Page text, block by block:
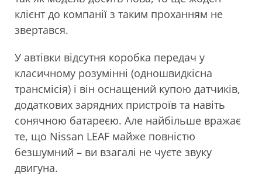
клієнт до компанії з таким проханням не
звертався.
У автівки відсутня коробка передач у
класичному розумінні (одношвидкісна
трансмісія) і він оснащений купою датчиків,
додаткових зарядних пристроїв та навіть
сонячною батареєю. Але найбільше вражає
те, що Nissan LEAF майже повністю
безшумний – ви взагалі не чуєте звуку
двигуна.